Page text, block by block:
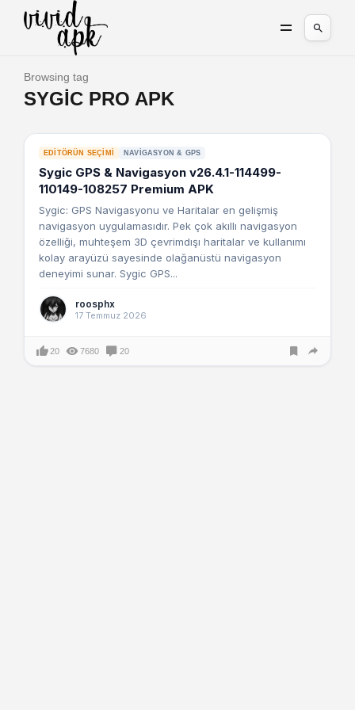
Browsing tag
SYGIC PRO APK
EDITÖRÜN SEÇIMI NAVIGASYON & GPS
Sygic GPS & Navigasyon v26.4.1-114499-
110149-108257 Premium APK
Sygic: GPS Navigasyonu ve Haritalar en gelişmiş
navigasyon uygulamasıdır. Pek çok akıllı navigasyon
özelliği, muhteşem 3D çevrimdışı haritalar ve kullanımı
kolay arayüzü sayesinde olağanüstü navigasyon
deneyimi sunar. Sygic GPS...
roosphx
17 Temmuz 2026
20 7680 20